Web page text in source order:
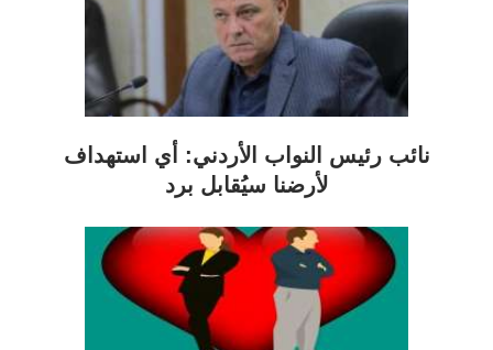
نائب رئيس النواب الأردني: أي استهداف
لأرضنا سيُقابل برد